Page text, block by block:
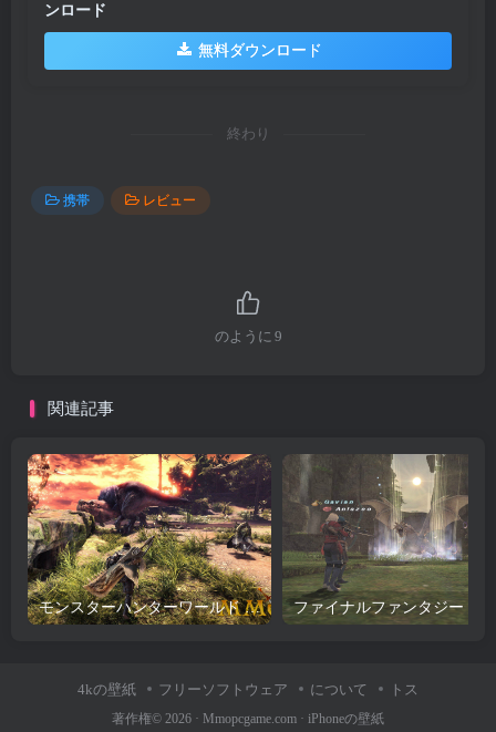
ンロード
無料ダウンロード
終わり
携帯 レビュー
のように 9
関連記事
モンスターハンターワールド ゲームのレビューとダウンロード
4kの壁紙 フリーソフトウェア について トス
著作権© 2026 · Mmopcgame.com · iPhoneの壁紙